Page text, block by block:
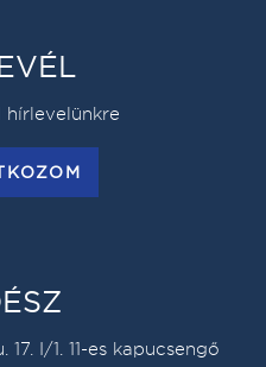
I/1. 11-es kapucsengő